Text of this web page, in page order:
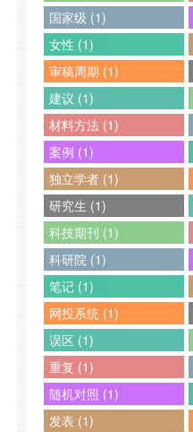
国家级 (1)
女性 (1)
审稿周期 (1)
建议 (1)
材料方法 (1)
案例 (1)
独立学者 (1)
研究生 (1)
科技期刊 (1)
科研院 (1)
笔记 (1)
网投系统 (1)
误区 (1)
重复 (1)
随机对照 (1)
发表 (1)